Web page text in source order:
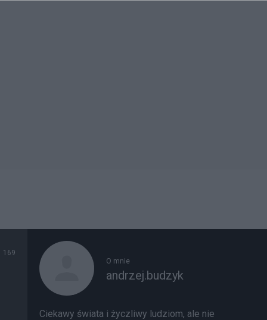
169
O mnie
andrzej.budzyk
Ciekawy świata i życzliwy ludziom, ale nie